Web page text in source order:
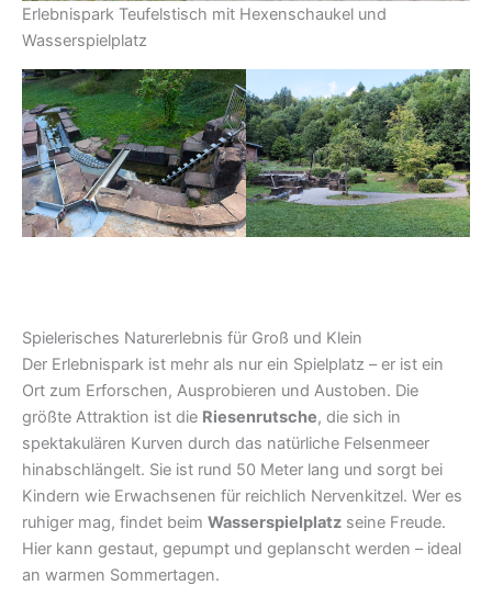
Erlebnispark Teufelstisch mit Hexenschaukel und
Wasserspielplatz
Spielerisches Naturerlebnis für Groß und Klein
Der Erlebnispark ist mehr als nur ein Spielplatz – er ist ein
Ort zum Erforschen, Ausprobieren und Austoben. Die
größte Attraktion ist die Riesenrutsche, die sich in
spektakulären Kurven durch das natürliche Felsenmeer
hinabschlängelt. Sie ist rund 50 Meter lang und sorgt bei
Kindern wie Erwachsenen für reichlich Nervenkitzel. Wer es
ruhiger mag, findet beim Wasserspielplatz seine Freude.
Hier kann gestaut, gepumpt und geplanscht werden – ideal
an warmen Sommertagen.